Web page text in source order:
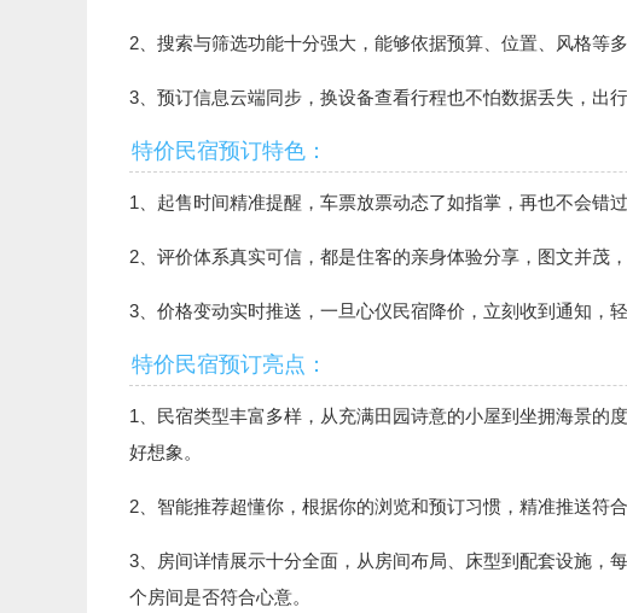
2、搜索与筛选功能十分强大，能够依据预算、位置、风格等
3、预订信息云端同步，换设备查看行程也不怕数据丢失，出行
特价民宿预订特色：
1、起售时间精准提醒，车票放票动态了如指掌，再也不会错
2、评价体系真实可信，都是住客的亲身体验分享，图文并茂，
3、价格变动实时推送，一旦心仪民宿降价，立刻收到通知，轻
特价民宿预订亮点：
1、民宿类型丰富多样，从充满田园诗意的小屋到坐拥海景的
好想象。
2、智能推荐超懂你，根据你的浏览和预订习惯，精准推送符
3、房间详情展示十分全面，从房间布局、床型到配套设施，
个房间是否符合心意。